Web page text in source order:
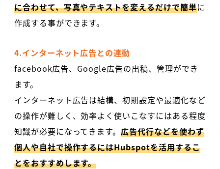
に合わせて、写真やテキストを変えるだけで簡単に
作成する事ができます。
4.インターネット広告との連動
facebook広告、Google広告の出稿、管理ができ
ます。
インターネット広告は結構、初期設定や最適化など
の操作が難しく、効率よく使いこなすにはある程度
知識が必要になってきます。広告代行などを使わず
個人や自社で操作するにはHubspotを活用するこ
とをおすすめします。